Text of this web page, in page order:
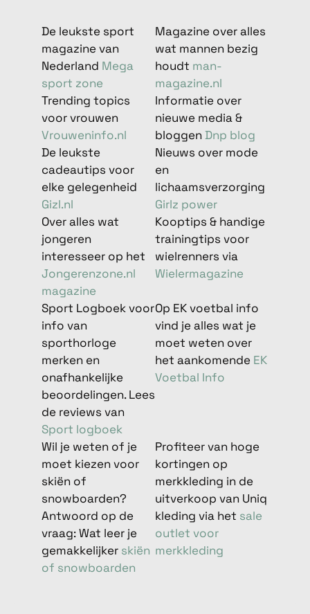
De leukste sport
magazine van
Nederland Mega
sport zone
Magazine over alles
wat mannen bezig
houdt man-
magazine.nl
Trending topics
voor vrouwen
Vrouweninfo.nl
Informatie over
nieuwe media &
bloggenDnp blog
De leukste
cadeautips voor
elke gelegenheid
Gizl.nl
Nieuws over mode
en
lichaamsverzorging
Girlz power
Over alles wat
jongeren
interesseer op het
Jongerenzone.nl
magazine
Kooptips & handige
trainingtips voor
wielrenners via
Wielermagazine
Sport Logboek voor
info van
sporthorloge
merken en
onafhankelijke
beoordelingen. Lees
de reviews van
Sport logboek
Op EK voetbal info
vind je alles wat je
moet weten over
het aankomende EK
Voetbal Info
Wil je weten of je
moet kiezen voor
skiën of
snowboarden?
Antwoord op de
vraag: Wat leer je
gemakkelijker skiën
of snowboarden
Profiteer van hoge
kortingen op
merkkleding in de
uitverkoop van Uniq
kleding via het sale
outlet voor
merkkleding